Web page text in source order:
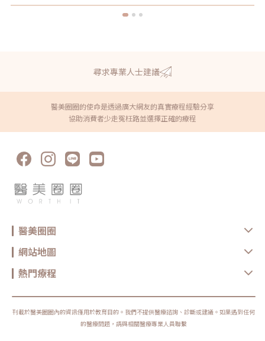
尋求專業人士建議
醫美圈圈的使命是透過廣大網友的真實療程經驗分享
協助消費者少走冤枉路並選擇正確的療程
醫美圈圈
網站地圖
熱門療程
刊載於醫美圈圈內的資訊僅用於教育目的。我們不提供醫療諮詢、診斷或建議。如果遇到任何
的醫療問題，請與相關醫療專業人員聯繫